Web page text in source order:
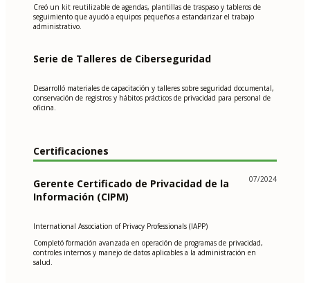
Creó un kit reutilizable de agendas, plantillas de traspaso y tableros de
seguimiento que ayudó a equipos pequeños a estandarizar el trabajo
administrativo.
Serie de Talleres de Ciberseguridad
Desarrolló materiales de capacitación y talleres sobre seguridad documental,
conservación de registros y hábitos prácticos de privacidad para personal de
oficina.
Certificaciones
Gerente Certificado de Privacidad de la
Información (CIPM)
07/2024
International Association of Privacy Professionals (IAPP)
Completó formación avanzada en operación de programas de privacidad,
controles internos y manejo de datos aplicables a la administración en
salud.